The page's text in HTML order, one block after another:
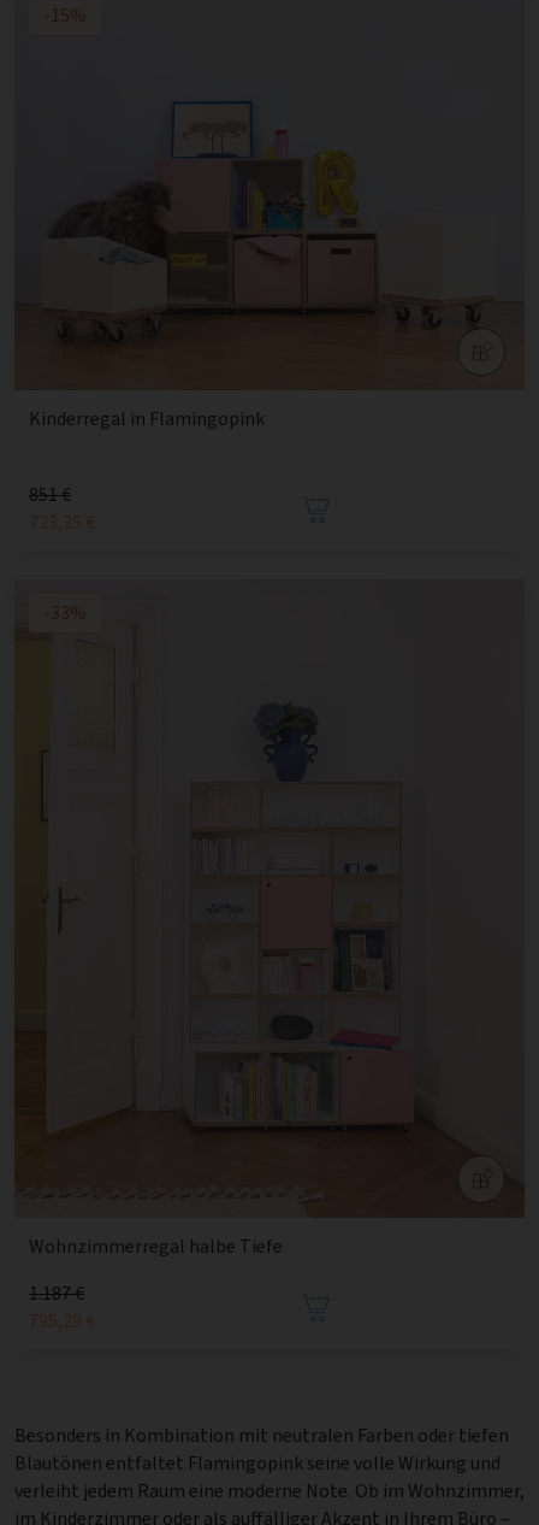
-15%
Kinderregal in Flamingopink
851 €
723,35 €
-33%
Wohnzimmerregal halbe Tiefe
1.187 €
795,29 €
Besonders in Kombination mit neutralen Farben oder tiefen
Blautönen entfaltet Flamingopink seine volle Wirkung und
verleiht jedem Raum eine moderne Note. Ob im Wohnzimmer,
im Kinderzimmer oder als auffälliger Akzent in Ihrem Büro –